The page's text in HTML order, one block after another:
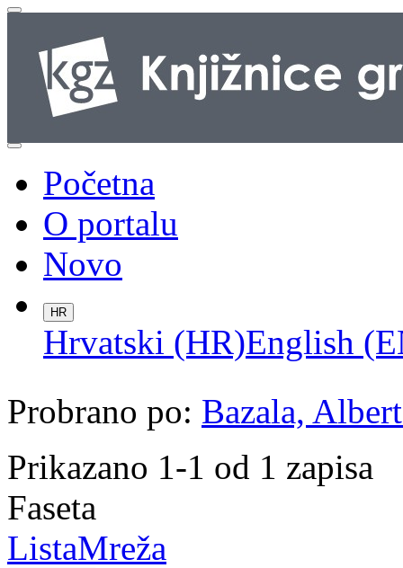
Početna
O portalu
Novo
HR
Hrvatski (HR)English
Probrano po: Bazala,
Prikazano 1-1 od 1 zapisa
Faseta
ListaMreža